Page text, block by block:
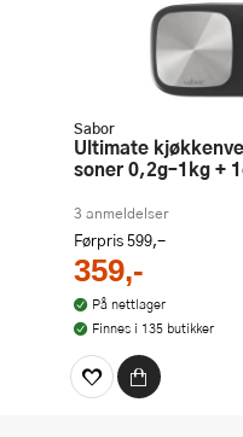
Sabor
Ultimate kjøkkenvekt med to
soner 0,2g–1kg +
3 anmeldelser
Førpris599,-
359,-
På nettlager
Finnes i 135 butikker